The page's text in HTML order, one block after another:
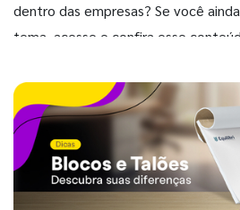
dentro das empresas? Se você
tema, acesse e confira esse